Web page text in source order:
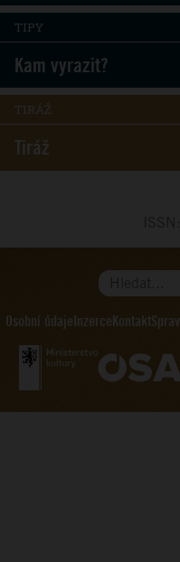
TIPY
Kam vyrazit?
TIRÁŽ
Tiráž
Hledat...
Osobní údajeInzerceKontakt